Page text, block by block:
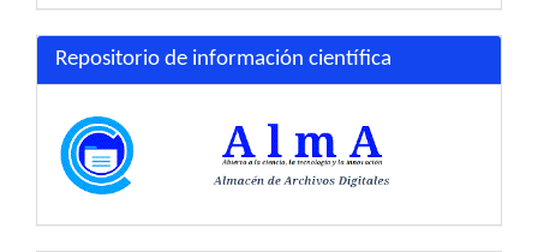
Repositorio de información científica